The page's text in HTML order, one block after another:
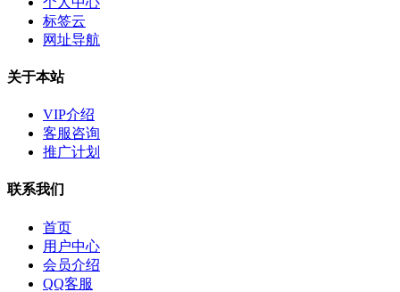
标签云
网址导航
关于本站
VIP介绍
客服咨询
推广计划
联系我们
首页
用户中心
会员介绍
QQ客服